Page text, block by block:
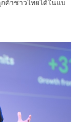
ค้าชาวไทยได้ในแบ